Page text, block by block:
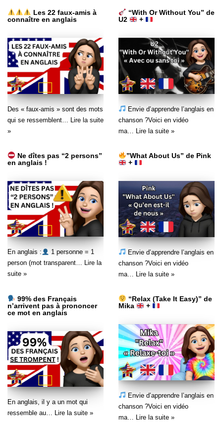
Les 22 faux-amis à
connaître en anglais
Des « faux-amis » sont des mots
qui se ressemblent… Lire la suite
»
“With Or Without You” de
U2
+
Envie d’apprendre l’anglais en
chanson ?Voici en vidéo
ma… Lire la suite »
Ne dîtes pas “2 persons”
en anglais !
En anglais :
1 personne = 1
person (mot transparent… Lire la
suite »
”What About Us” de Pink
+
Envie d’apprendre l’anglais en
chanson ?Voici en vidéo
ma…
Lire la suite »
99% des Français
n’arrivent pas à prononcer
ce mot en anglais
En anglais, il y a un mot qui
ressemble au… Lire la suite »
“Relax (Take It Easy)” de
Mika
+
Envie d’apprendre l’anglais en
chanson ?Voici en vidéo
ma…
Lire la suite »